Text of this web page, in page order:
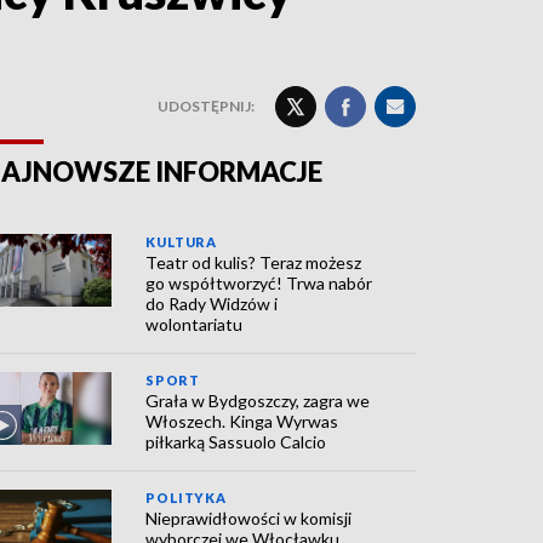
UDOSTĘPNIJ:
INFORMACJE
KULTURA
Teatr od kulis? Teraz możesz
go współtworzyć! Trwa nabór
do Rady Widzów i
wolontariatu
SPORT
Grała w Bydgoszczy, zagra we
Włoszech. Kinga Wyrwas
piłkarką Sassuolo Calcio
POLITYKA
Nieprawidłowości w komisji
wyborczej we Włocławku.